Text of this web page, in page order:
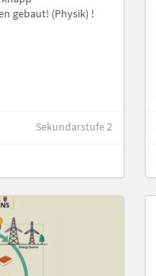
gebaut! (Physik) !
Sekundarstufe 2